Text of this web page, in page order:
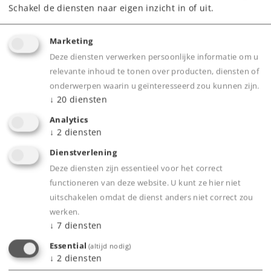
Highlights
Lijkt sterk op het grote voorbeeld
Elektrisch zeer bedrijfszeker
In een oogwenk in elkaar gezet en weer
Product
Productinfo
Schakel de diensten naar eigen inzicht in of uit.
Marketing
Deze diensten verwerken persoonlijke informatie om u
relevante inhoud te tonen over producten, diensten of
onderwerpen waarin u geïnteresseerd zou kunnen zijn.
↓ 20 diensten
Analytics
↓ 2 diensten
Dienstverlening
Deze diensten zijn essentieel voor het correct
functioneren van deze website. U kunt ze hier niet
uitschakelen omdat de dienst anders niet correct zou
werken.
↓ 7 diensten
Essential (altijd nodig)
↓ 2 diensten